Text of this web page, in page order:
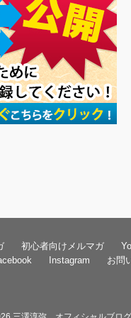
初心者向けメルマガ
Instagram お問